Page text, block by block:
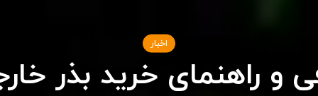
اخبار
و راهنمای خرید بذر